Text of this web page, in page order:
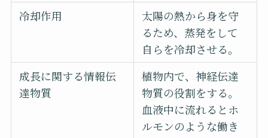
冷却作用
太陽の熱から身を守
るため、蒸発をして
自らを冷却させる。
成長に関する情報伝
達物質
植物内で、神経伝達
物質の役割をする。
血液中に流れるとホ
ルモンのような働き